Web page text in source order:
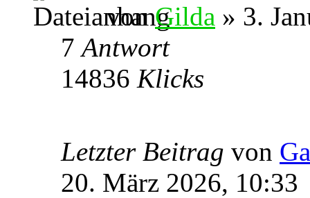
vonGilda » 3.
7Antwort
14836 Klicks
Letzter Beitrag von
20. März 2026, 10:33